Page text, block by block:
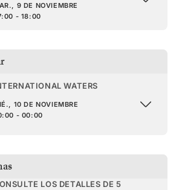
9 DE NOVIEMBRE
- 18:00
WATERS
10 DE NOVIEMBRE
- 00:00
LOS DETALLES DE 5